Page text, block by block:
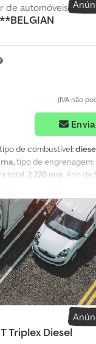
de emissão: Euro 6d
Estado visual: muito bom
de automóveis
(IVA não
de combustível:
, tipo de engrenagem:
total: 2 220 mm, Ano de
Pneus duplos
informações, entre em
Triplex Diesel